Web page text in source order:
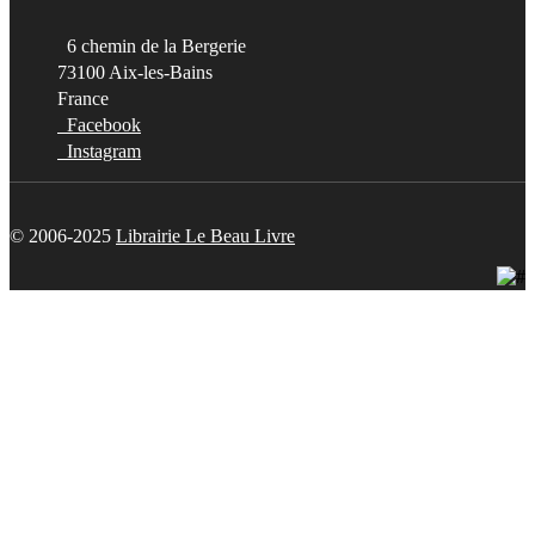
6 chemin de la Bergerie
73100 Aix-les-Bains
France
Facebook
Instagram
© 2006-2025 Librairie Le Beau Livre